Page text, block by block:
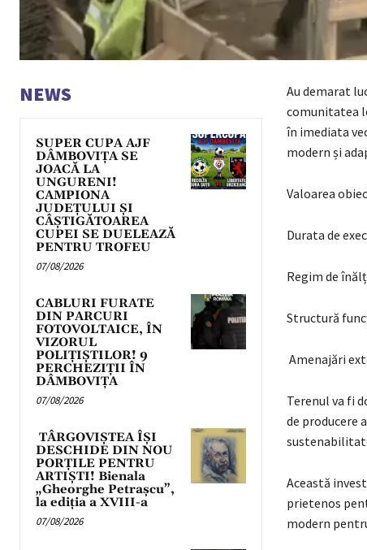
NEWS
SUPER CUPA AJF
DÂMBOVIȚA SE
JOACĂ LA
UNGURENI!
CAMPIONA
JUDEȚULUI ȘI
CÂȘTIGĂTOAREA
CUPEI SE DUELEAZĂ
PENTRU TROFEU
07/08/2026
CABLURI FURATE
DIN PARCURI
FOTOVOLTAICE, ÎN
VIZORUL
POLIȚIȘTILOR! 9
PERCHEZIȚII ÎN
DÂMBOVIȚA
07/08/2026
TÂRGOVIȘTEA ÎȘI
DESCHIDE DIN NOU
PORȚILE PENTRU
ARTIȘTI! Bienala
„Gheorghe Petrașcu”,
la ediția a XVIII-a
07/08/2026
Au demarat
comunitatea
în imediata
modern și
Valoarea
Durata de
Regim de
Structură
Amenajări
Terenul va fi
de producere
Această
prietenos
modern